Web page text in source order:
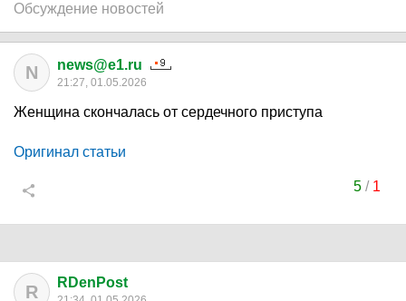
Обсуждение новостей
N news@e1.ru
21:27, 01.05.2026
Женщина скончалась от сердечного приступа
Оригинал статьи
5/ 1
R RDenPost